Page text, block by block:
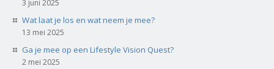
3 juni 2025
Wat laat je los en wat neem je mee?
13 mei 2025
Ga je mee op een Lifestyle Vision Quest?
2 mei 2025